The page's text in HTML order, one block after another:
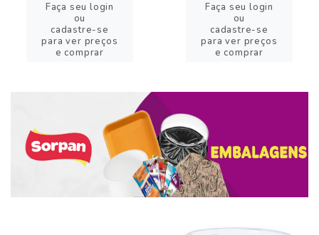
Faça seu login
ou
cadastre-se
para ver preços
e comprar
Faça seu login
ou
cadastre-se
para ver preços
e comprar